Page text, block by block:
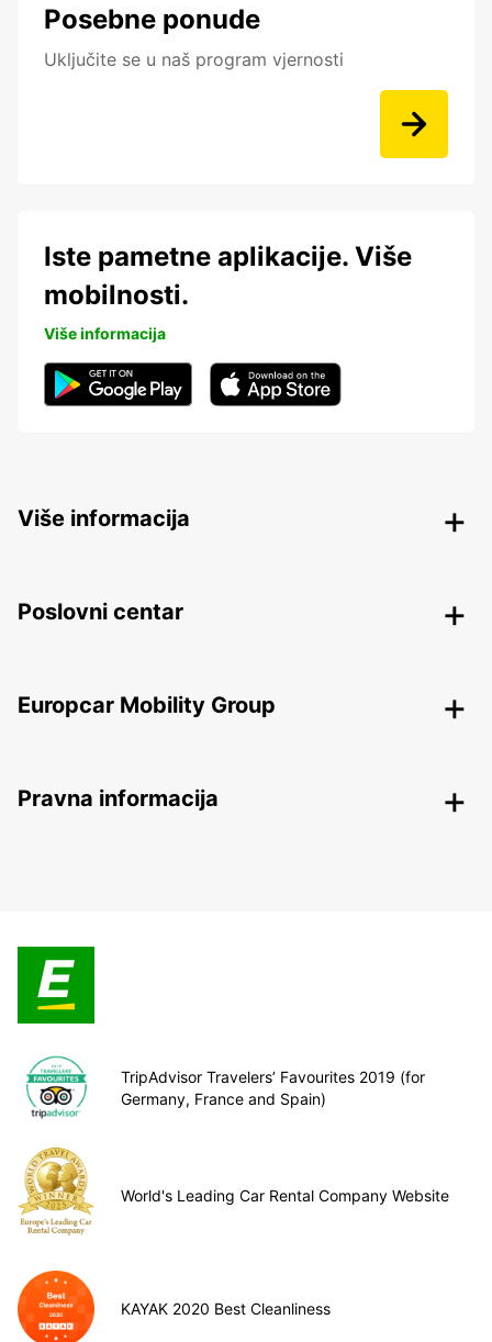
Posebne ponude
Uključite se u naš program vjernosti
Iste pametne aplikacije. Više
mobilnosti.
Više informacija
Više informacija
Poslovni centar
Europcar Mobility Group
Pravna informacija
TripAdvisor Travelers’ Favourites 2019 (for
Germany, France and Spain)
World's Leading Car Rental Company Website
KAYAK 2020 Best Cleanliness